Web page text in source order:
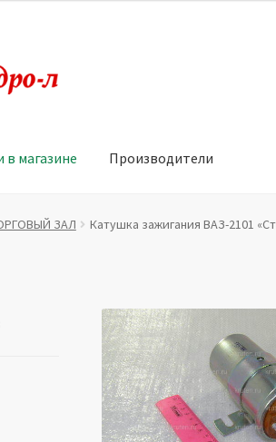
в магазине Производители
Политика в отношении обработки
ЗАЛ Катушка зажигания ВАЗ-2101